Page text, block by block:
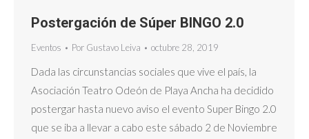
Postergación de Súper BINGO 2.0
Eventos Por Gustavo Leiva octubre 28, 2019
Dada las circunstancias sociales que vive el país, la
Asociación Teatro Odeón de Playa Ancha ha decidido
postergar hasta nuevo aviso el evento Super Bingo 2.0
que se iba a llevar a cabo este sábado 2 de Noviembre